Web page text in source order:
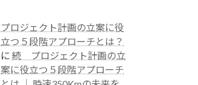
プロジェクト計画の立案に役
立つ５段階アプローチとは？
に続 プロジェクト計画の立
案に役立つ５段階アプローチ